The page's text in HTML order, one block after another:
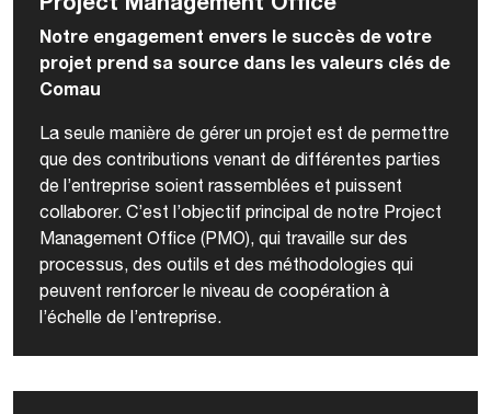
Notre engagement envers le succès de votre
projet prend sa source dans les valeurs clés de
Comau
La seule manière de gérer un projet est de permettre
que des contributions venant de différentes parties
de l’entreprise soient rassemblées et puissent
collaborer. C’est l’objectif principal de notre Project
Management Office (PMO), qui travaille sur des
processus, des outils et des méthodologies qui
peuvent renforcer le niveau de coopération à
l’échelle de l’entreprise.